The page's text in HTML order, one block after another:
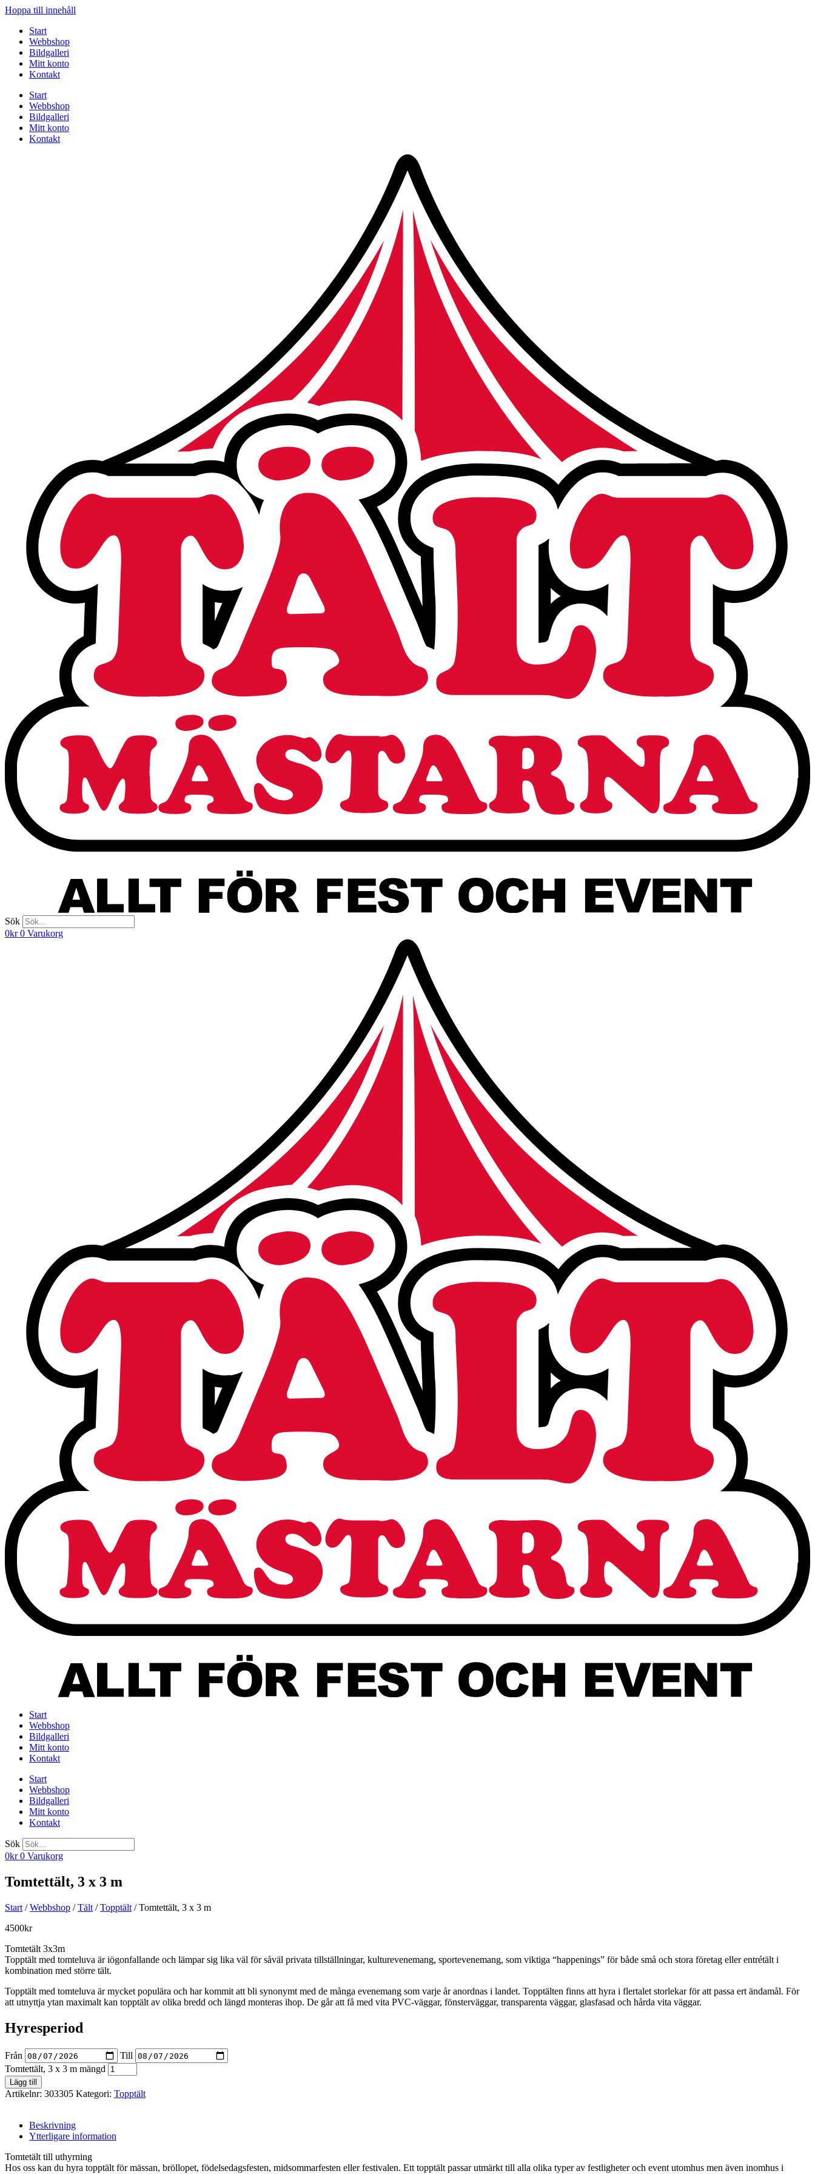
Hoppa till innehåll
Start
Webbshop
Bildgalleri
Mitt konto
Kontakt
Start
Webbshop
Bildgalleri
Mitt konto
Kontakt
Sök
0kr 0 Varukorg
Start
Webbshop
Bildgalleri
Mitt konto
Kontakt
Start
Webbshop
Bildgalleri
Mitt konto
Kontakt
Sök
0kr 0 Varukorg
Tomtettält, 3 x 3 m
Start /Webbshop /Tält /Topptält / Tomtettält, 3 x 3 m
4500kr
Tomtetält 3x3m
Topptält med tomteluva är iögonfallande och lämpar sig lika väl för såväl privata tillställningar, kulturevenemang, sportevenemang, som viktiga “happenings” för både små och stora företag eller entrétält i
kombination med större tält.
Topptält med tomteluva är mycket populära och har kommit att bli synonymt med de många evenemang som varje år anordnas i landet. Topptälten finns att hyra i flertalet storlekar för att passa ert ändamål. För
att utnyttja ytan maximalt kan topptält av olika bredd och längd monteras ihop. De går att få med vita PVC-väggar, fönsterväggar, transparenta väggar, glasfasad och hårda vita väggar.
Hyresperiod
Från
Till
Tomtettält, 3 x 3 m mängd
Lägg till
Artikelnr: 303305 Kategori: Topptält
Beskrivning
Ytterligare information
Tomtetält till uthyrning
Hos oss kan du hyra topptält för mässan, bröllopet, födelsedagsfesten, midsommarfesten eller festivalen. Ett topptält passar utmärkt till alla olika typer av festligheter och event utomhus men även inomhus i